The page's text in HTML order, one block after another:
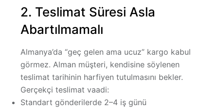
2. Teslimat Süresi Asla
Abartılmamalı
Almanya’da “geç gelen ama ucuz” kargo kabul
görmez. Alman müşteri, kendisine söylenen
teslimat tarihinin harfiyen tutulmasını bekler.
Gerçekçi teslimat vaadi:
Standart gönderilerde 2–4 iş günü